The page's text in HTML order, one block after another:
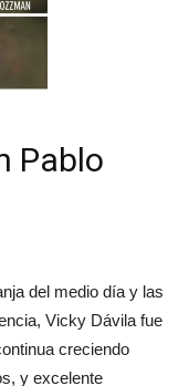
Pablo
del medio día y las
Vicky Dávila fue
creciendo
y excelente